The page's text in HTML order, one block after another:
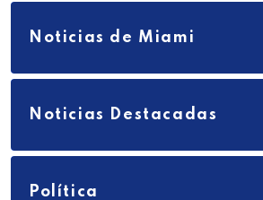
Noticias de Miami
Noticias Destacadas
Política